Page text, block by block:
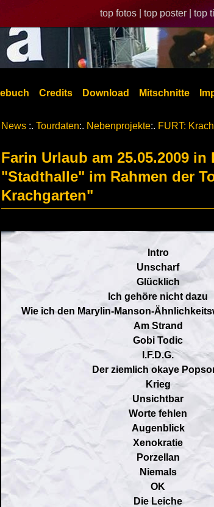
top fotos | top poster | top
Credits Download Mitschnitte
News :. Tourdaten:. Nebenprojekte:. FURT:
Farin Urlaub am 25.05.2009 in
"Stadthalle" im Rahmen der
Krachgarten"
Intro
Unscharf
Glücklich
Ich gehöre nicht dazu
Wie ich den Marylin-Manson-
Am Strand
Gobi Todic
I.F.D.G.
Der ziemlich okaye
Krieg
Unsichtbar
Worte fehlen
Augenblick
Xenokratie
Porzellan
Niemals
OK
Die Leiche